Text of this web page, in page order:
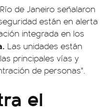
de Janeiro señalaron
están en alerta
integrada en los
Las unidades están
principales vías y
de personas".
el